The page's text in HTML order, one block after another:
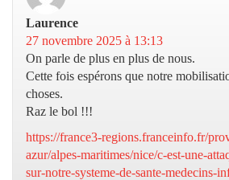
Laurence
27 novembre 2025 à 13:13
On parle de plus en plus de nous.
Cette fois espérons que notre
choses.
Raz le bol !!!
https://france3-regions.franceinfo.fr/
azur/alpes-maritimes/nice/c-est-une-
sur-notre-systeme-de-sante-medecins-